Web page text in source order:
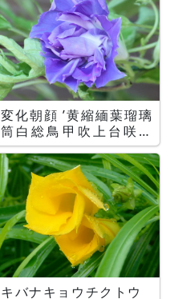
変化朝顔 ’黄縮緬葉瑠璃
筒白総鳥甲吹上台咲牡
丹’
キバナキョウチクトウ